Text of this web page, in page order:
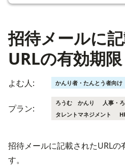
招待メールに
URLの有効期限
よむ人: かんり者・たんとう者向け
プラン:
ろうむ かんり 人事・
タレントマネジメント
招待メールに記載されたURLの
す。